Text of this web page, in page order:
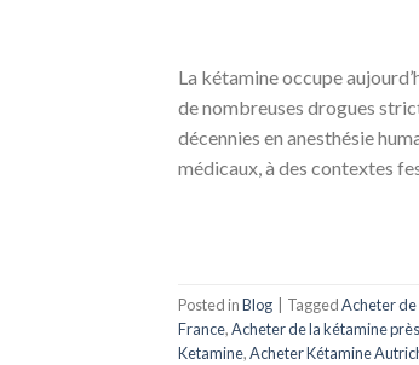
La kétamine occupe
de nombreuses drogues
décennies en anesthésie
médicaux, à des contextes
Posted inBlog TaggedAcheter
France,Acheter de la kétamine
Ketamine,Acheter Kétamine